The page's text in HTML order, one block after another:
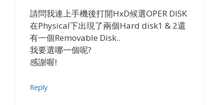
請問我連上手機後打開HxD候選OPER DISK
在Physical下出現了兩個Hard disk1 & 2還
有一個Removable Disk..
我要選哪一個呢?
感謝喔!
Reply